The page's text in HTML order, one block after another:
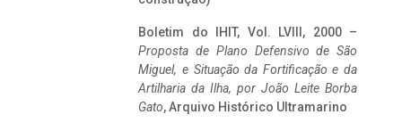
Boletim do IHIT, Vol. LVIII, 2000 –
Proposta de Plano Defensivo de São
Miguel, e Situação da Fortificação e da
Artilharia da Ilha, por João Leite Borba
Gato, Arquivo Histórico Ultramarino